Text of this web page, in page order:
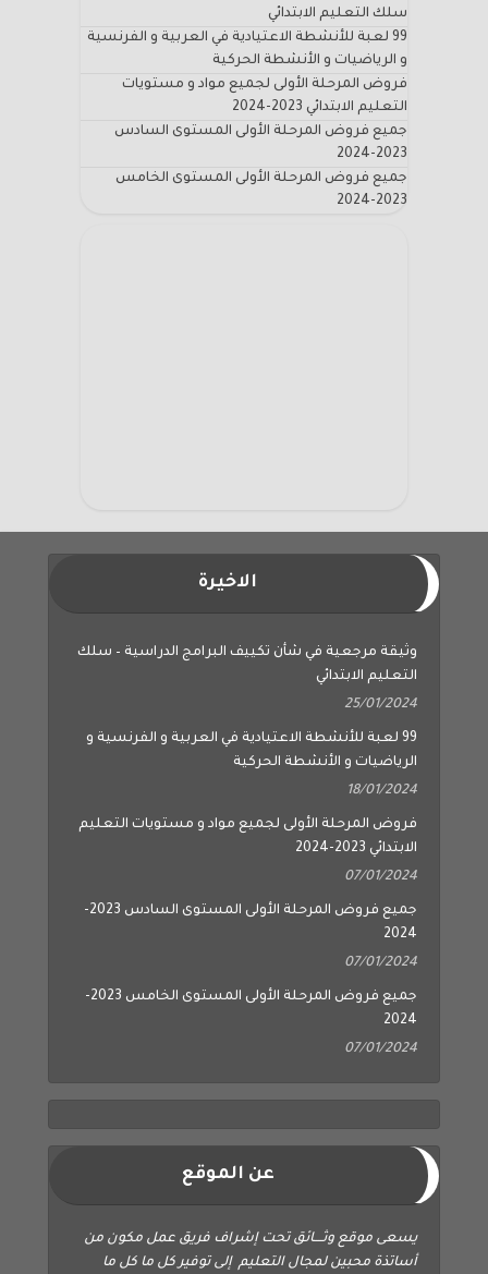
سلك التعليم الابتدائي
99 لعبة للأنشطة الاعتيادية في العربية و الفرنسية
و الرياضيات و الأنشطة الحركية
فروض المرحلة الأولى لجميع مواد و مستويات
التعليم الابتدائي 2023-2024
جميع فروض المرحلة الأولى المستوى السادس
2023-2024
جميع فروض المرحلة الأولى المستوى الخامس
2023-2024
الاخيرة
وثيقة مرجعية في شأن تكييف البرامج الدراسية – سلك
التعليم الابتدائي
25/01/2024
99 لعبة للأنشطة الاعتيادية في العربية و الفرنسية و
الرياضيات و الأنشطة الحركية
18/01/2024
فروض المرحلة الأولى لجميع مواد و مستويات التعليم
الابتدائي 2023-2024
07/01/2024
جميع فروض المرحلة الأولى المستوى السادس 2023-
2024
07/01/2024
جميع فروض المرحلة الأولى المستوى الخامس 2023-
2024
07/01/2024
عن الموقع
يسعى موقع وثــــائق تحت إشراف فريق عمل مكون من
أساتذة محبين لمجال التعليم إلى توفير كل ما كل ما